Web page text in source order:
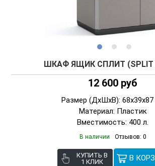
ШКАФ ЯЩИК СПЛИТ (SPLIT
12 600 руб
Размер (ДxШxВ): 68x39x87
Материал: Пластик
Вместимость: 400 л.
В наличии Отзывов: 0
КУПИТЬ В
1 КЛИК